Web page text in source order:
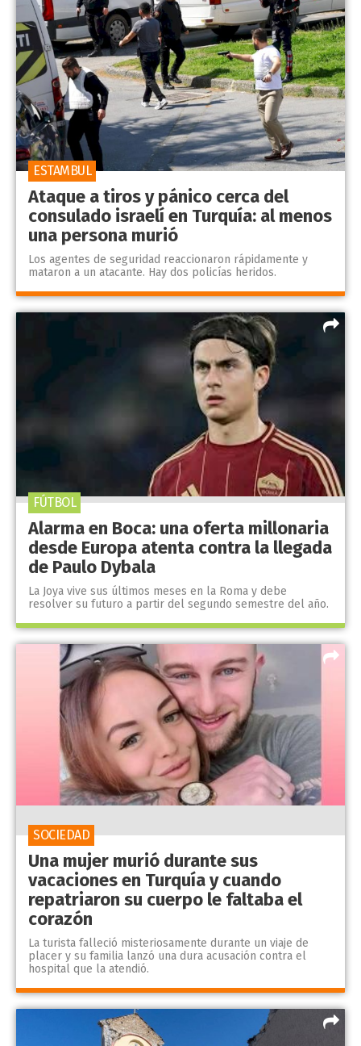
Ataque a tiros y pánico cerca del
consulado israelí en Turquía: al menos
una persona murió
Los agentes de seguridad reaccionaron rápidamente y
mataron a un atacante. Hay dos policías heridos.
ESTAMBUL
Alarma en Boca: una oferta millonaria
desde Europa atenta contra la llegada
de Paulo Dybala
La Joya vive sus últimos meses en la Roma y debe
resolver su futuro a partir del segundo semestre del año.
FÚTBOL
Una mujer murió durante sus
vacaciones en Turquía y cuando
repatriaron su cuerpo le faltaba el
corazón
La turista falleció misteriosamente durante un viaje de
placer y su familia lanzó una dura acusación contra el
hospital que la atendió.
SOCIEDAD